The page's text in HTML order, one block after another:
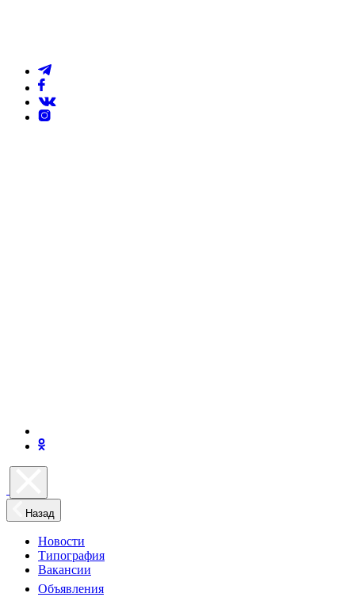
Назад
Новости
Типография
Вакансии
Объявления